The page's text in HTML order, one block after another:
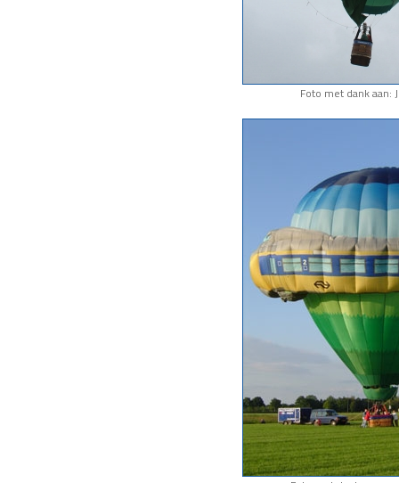
Foto met dank aan: